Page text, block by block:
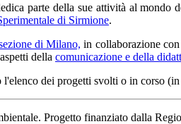
parte della sue attività al mondo
di Sirmione.
di Milano, in collaborazione
della comunicazione e della
l'elenco dei progetti svolti o in corso
Progetto finanziato dalla